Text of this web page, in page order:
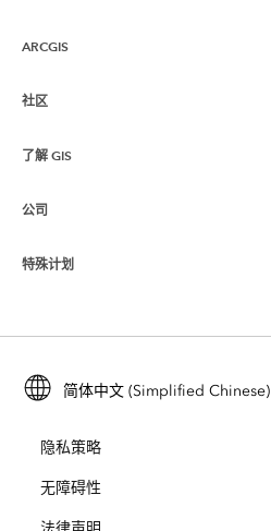
ARCGIS
ArcGIS 概览
制图
社区
Esri 社区
ArcGIS 博客
Esri 年轻专家关系网
了解 GIS
什么是 GIS？
位置智能
培训
ArcUser
ArcNews
ArcWatch
公司
关于 Esri
招贤纳士
开放视野
特殊计划
ArcGIS for Student Use
保护
简体中文 (Simplified Chinese)
隐私策略
无障碍性